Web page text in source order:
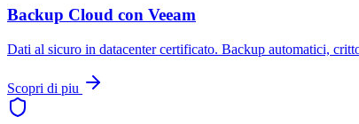
Backup Cloud con Veeam
Dati al sicuro in datacenter certificato. Backup automatici,
Scopri di piu